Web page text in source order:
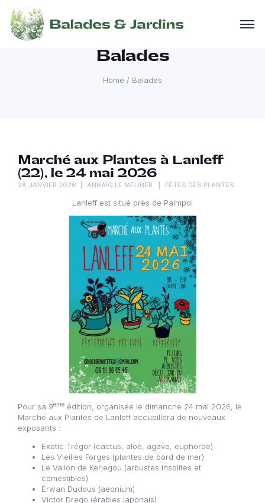
Balades
Home / Balades
Marché aux Plantes à Lanleff
(22), le 24 mai 2026
28 JANVIER 2026 ANNAÏG LE MELINER FÊTES DES PLANTES
Lanleff est situé près de Paimpol
Pour sa 9ème édition, organisée le dimanche 24 mai 2026, le
Marché aux Plantes de Lanleff accueillera de nouveaux
exposants :
Exotic Trégor (cactus, aloé, agave, euphorbe)
Les Vieilles Forges (plantes de bord de mer)
Le Vallon de Kerjegou (arbustes insolites et
comestibles)
Erwan Dudous (aeonium)
Victor Drego (érables japonais)